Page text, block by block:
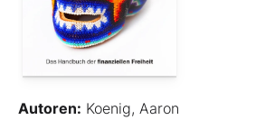
Autoren: Koenig, Aaron